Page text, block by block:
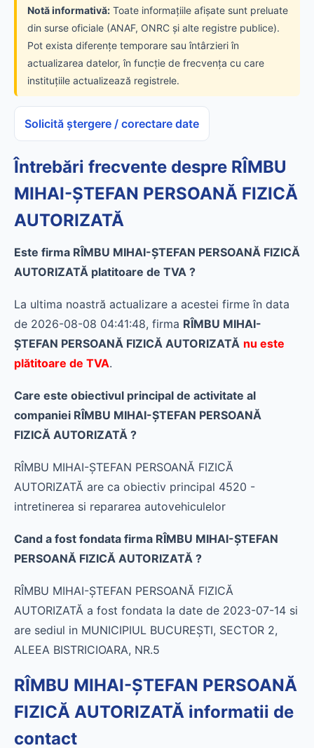
Notă informativă: Toate informațiile afișate sunt preluate
din surse oficiale (ANAF, ONRC și alte registre publice).
Pot exista diferențe temporare sau întârzieri în
actualizarea datelor, în funcție de frecvența cu care
instituțiile actualizează registrele.
Solicită ștergere / corectare date
Întrebări frecvente despre RÎMBU
MIHAI-ŞTEFAN PERSOANĂ FIZICĂ
AUTORIZATĂ
Este firma RÎMBU MIHAI-ŞTEFAN PERSOANĂ FIZICĂ
AUTORIZATĂ platitoare de TVA ?
La ultima noastră actualizare a acestei firme în data
de 2026-08-08 04:41:48, firma RÎMBU MIHAI-
ŞTEFAN PERSOANĂ FIZICĂ AUTORIZATĂ nu este
plătitoare de TVA.
Care este obiectivul principal de activitate al
companiei RÎMBU MIHAI-ŞTEFAN PERSOANĂ
FIZICĂ AUTORIZATĂ ?
RÎMBU MIHAI-ŞTEFAN PERSOANĂ FIZICĂ
AUTORIZATĂ are ca obiectiv principal 4520 -
intretinerea si repararea autovehiculelor
Cand a fost fondata firma RÎMBU MIHAI-ŞTEFAN
PERSOANĂ FIZICĂ AUTORIZATĂ ?
RÎMBU MIHAI-ŞTEFAN PERSOANĂ FIZICĂ
AUTORIZATĂ a fost fondata la date de 2023-07-14 si
are sediul in MUNICIPIUL BUCUREŞTI, SECTOR 2,
ALEEA BISTRICIOARA, NR.5
RÎMBU MIHAI-ŞTEFAN PERSOANĂ
FIZICĂ AUTORIZATĂ informatii de
contact